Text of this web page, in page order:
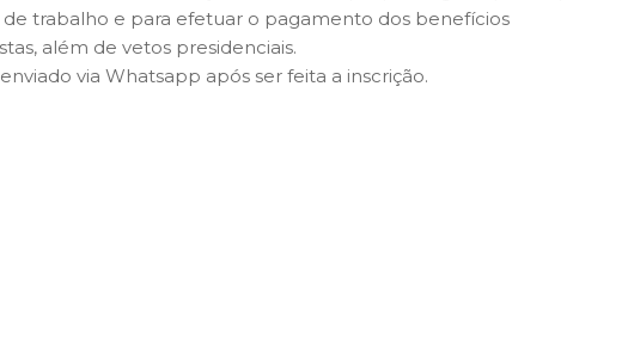
trabalho e para efetuar o pagamento dos benefícios
além de vetos presidenciais.
via Whatsapp após ser feita a inscrição.